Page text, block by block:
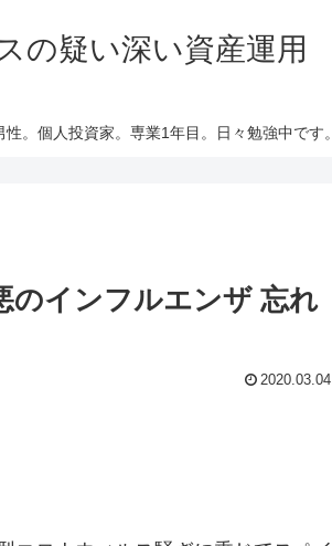
の疑い深い資産運用
性。個人投資家。専業1年目。日々勉強中です。
のインフルエンザ 忘れ
2020.03.04